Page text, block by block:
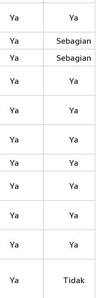
Ya Ya
Ya
Sebagian
Ya
Sebagian
Ya Ya
Ya Ya
Ya Ya
Ya
Ya
Ya Ya
Ya Ya
Ya Ya
Ya Tidak